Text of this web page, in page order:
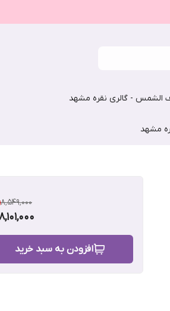
- گالری نقره مشهد
مشهد
۸٬۵۴۹٬۰۰۰
افزودن به سبد خرید